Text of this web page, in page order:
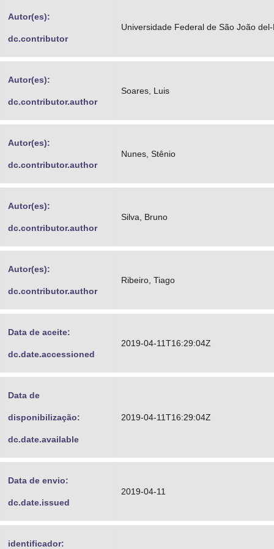
Banco Central do Brasil
Autor(es):
dc.contributor
Universidade Federal de São João
Autor(es):
dc.contributor.author
Soares, Luis
Autor(es):
dc.contributor.author
Nunes, Stênio
Autor(es):
dc.contributor.author
Silva, Bruno
Autor(es):
dc.contributor.author
Ribeiro, Tiago
Data de aceite:
dc.date.accessioned
2019-04-11T16:29:04Z
Data de
disponibilização:
dc.date.available
2019-04-11T16:29:04Z
Data de envio:
dc.date.issued
2019-04-11
identificador: